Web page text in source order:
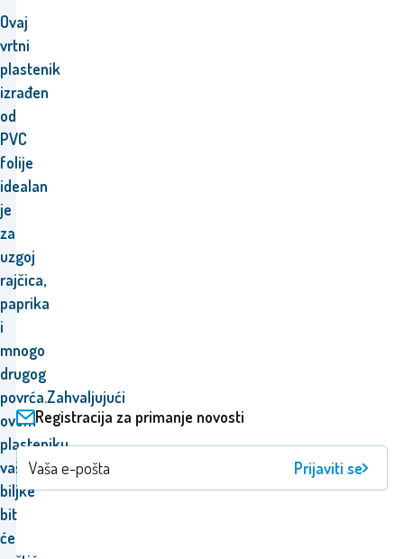
Ovaj
vrtni
plastenik
izrađen
od
PVC
folije
idealan
je
za
uzgoj
rajčica,
paprika
i
mnogo
drugog
povrća.Zahvaljujući
ovom
plasteniku,
vaše
biljke
bit
će
Registracija za primanje novosti
Prijaviti se